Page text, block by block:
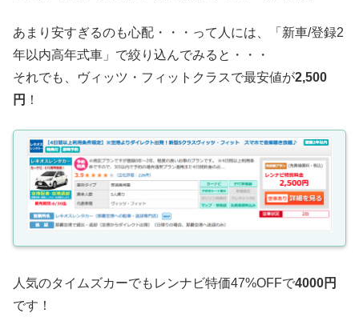
あまり安すぎるのも心配・・・って人には、「新車/登録2
年以内高年式車」で絞り込んでみると・・・
それでも、ヴィッツ・フィットクラスで最安値が2,500
円 ！
人気のタイムズカーでもレンナビ特価47%OFFで4000円
です！